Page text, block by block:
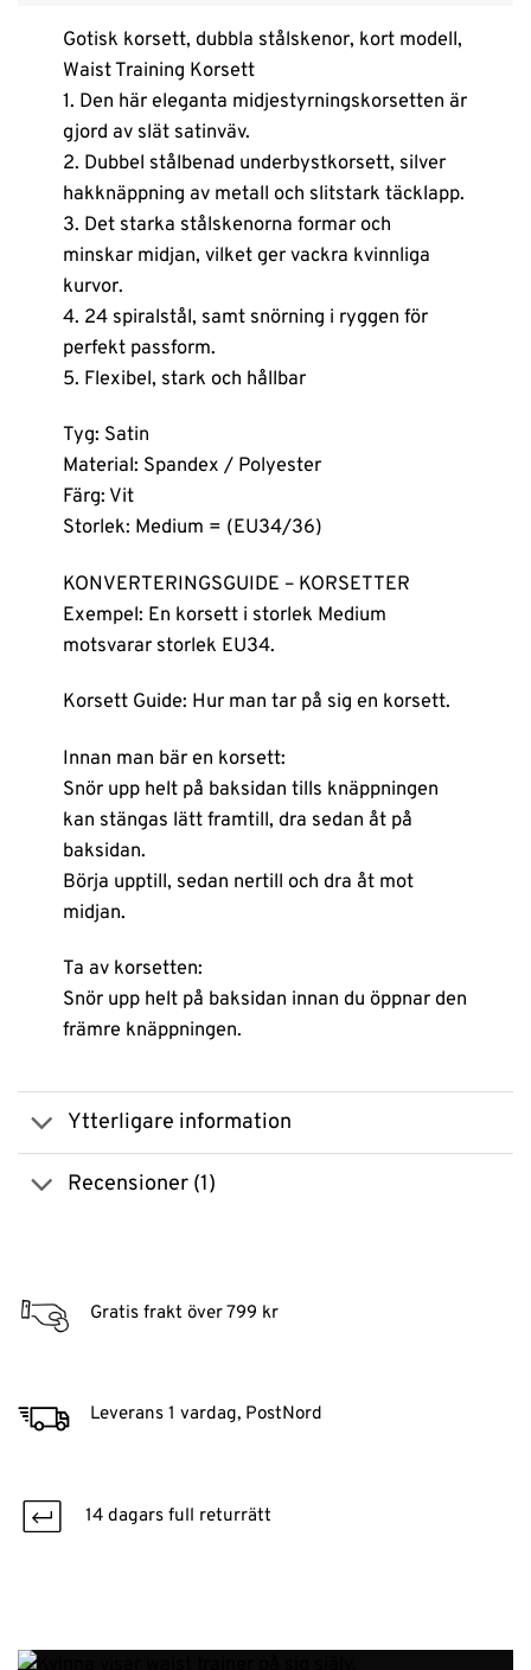
Gotisk korsett, dubbla stålskenor, kort modell,
Waist Training Korsett
1. Den här eleganta midjestyrningskorsetten är
gjord av slät satinväv.
2. Dubbel stålbenad underbystkorsett, silver
hakknäppning av metall och slitstark täcklapp.
3. Det starka stålskenorna formar och
minskar midjan, vilket ger vackra kvinnliga
kurvor.
4. 24 spiralstål, samt snörning i ryggen för
perfekt passform.
5. Flexibel, stark och hållbar
Tyg: Satin
Material: Spandex / Polyester
Färg: Vit
Storlek: Medium = (EU34/36)
KONVERTERINGSGUIDE – KORSETTER
Exempel: En korsett i storlek Medium
motsvarar storlek EU34.
Korsett Guide: Hur man tar på sig en korsett.
Innan man bär en korsett:
Snör upp helt på baksidan tills knäppningen
kan stängas lätt framtill, dra sedan åt på
baksidan.
Börja upptill, sedan nertill och dra åt mot
midjan.
Ta av korsetten:
Snör upp helt på baksidan innan du öppnar den
främre knäppningen.
Ytterligare information
Recensioner (1)
Gratis frakt över 799 kr
Leverans 1 vardag, PostNord
14 dagars full returrätt